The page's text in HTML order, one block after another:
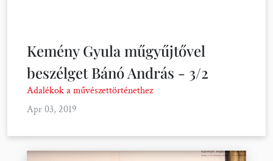
Kemény Gyula műgyűjtővel
beszélget Bánó András - 3/2
Adalékok a művészettörténethez
Apr 03, 2019